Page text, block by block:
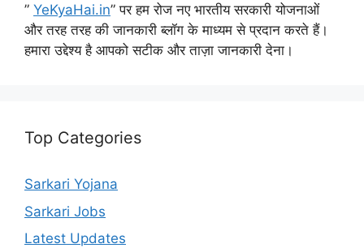
” YeKyaHai.in” पर हम रोज नए भारतीय सरकारी योजनाओं
और तरह तरह की जानकारी ब्लॉग के माध्यम से प्रदान करते हैं।
हमारा उद्देश्य है आपको सटीक और ताज़ा जानकारी देना।
Top Categories
Sarkari Yojana
Sarkari Jobs
Latest Updates